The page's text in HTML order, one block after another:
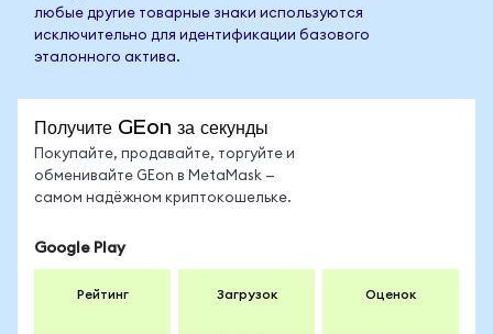
любые другие товарные знаки используются
исключительно для идентификации базового
эталонного актива.
Получите GEon за секунды
Покупайте, продавайте, торгуйте и
обменивайте GEon в MetaMask —
самом надёжном криптокошельке.
Google Play
Рейтинг Загрузок Оценок